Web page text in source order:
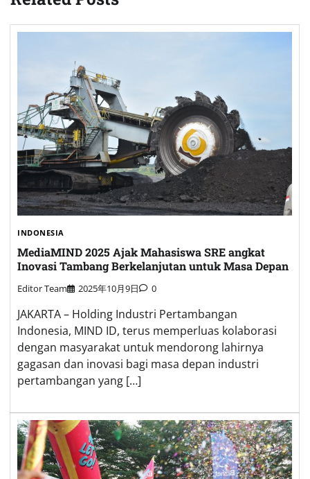
INDONESIA
MediaMIND 2025 Ajak Mahasiswa SRE angkat
Inovasi Tambang Berkelanjutan untuk Masa Depan
Editor Team 2025年10月9日 0
JAKARTA – Holding Industri Pertambangan
Indonesia, MIND ID, terus memperluas kolaborasi
dengan masyarakat untuk mendorong lahirnya
gagasan dan inovasi bagi masa depan industri
pertambangan yang […]